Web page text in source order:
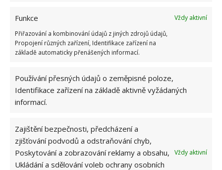
Funkce
Vždy aktivní
Přiřazování a kombinování údajů z jiných zdrojů údajů,
Propojení různých zařízení, Identifikace zařízení na
základě automaticky přenášených informací.
Používání přesných údajů o zeměpisné poloze,
Identifikace zařízení na základě aktivně vyžádaných
informací.
Zajištění bezpečnosti, předcházení a
zjišťování podvodů a odstraňování chyb,
Poskytování a zobrazování reklamy a obsahu,
Ukládání a sdělování voleb ochrany osobních
Vždy aktivní
DVÍŘKA PRAČKA
Jiří Kolář
Absolvent České zemědělské
univerzity, který je již od malička
velkým kutilem. V podstatě vše, co je